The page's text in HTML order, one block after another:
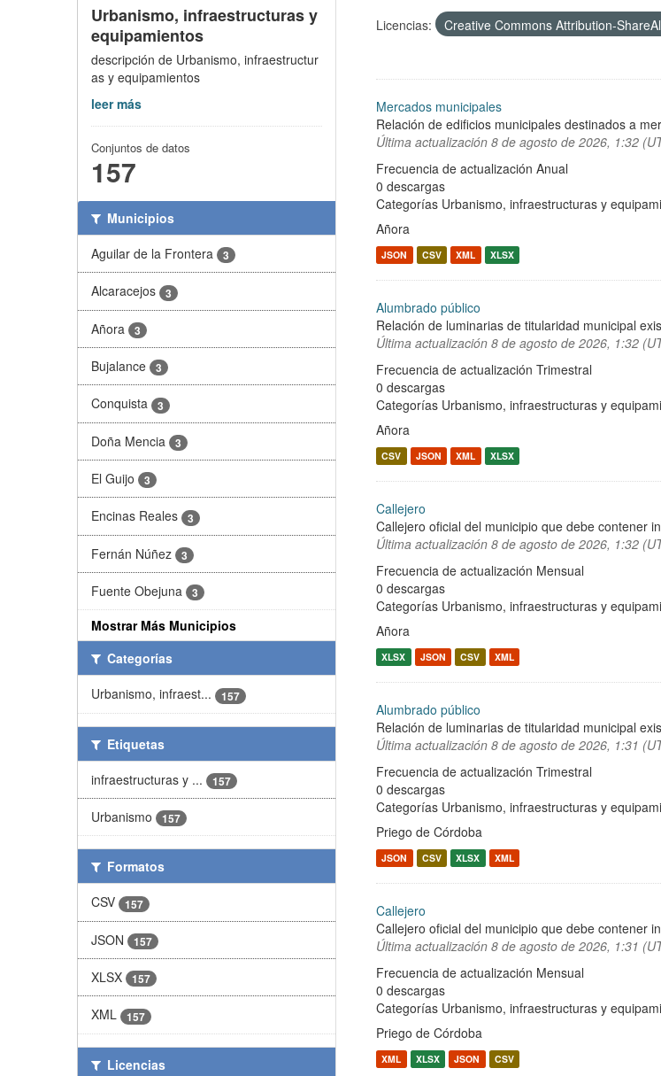
Urbanismo, infraestructuras y
equipamientos
descripción de Urbanismo, infraestructur
as y equipamientos
leer más
Conjuntos de datos
157
Municipios
Aguilar de la Frontera
3
Alcaracejos 3
Añora 3
Bujalance 3
Conquista 3
Doña Mencia 3
El Guijo 3
Encinas Reales 3
Fernán Núñez 3
Fuente Obejuna 3
Mostrar Más Municipios
Categorías
Urbanismo, infraest...
157
Etiquetas
infraestructuras y ...
157
Urbanismo 157
Formatos
CSV
157
JSON 157
XLSX 157
XML 157
Licencias
Licencias: Creative Commons Attribution-
Mercados municipales
Relación de edificios municipales destinados a
Última actualización 8 de agosto de 2026, 1:32
Frecuencia de actualización Anual
0 descargas
Categorías Urbanismo, infraestructuras y
Añora
JSON CSV XML XLSX
Alumbrado público
Relación de luminarias de titularidad municipal
Última actualización 8 de agosto de 2026, 1:32
Frecuencia de actualización Trimestral
0 descargas
Categorías Urbanismo, infraestructuras y
Añora
CSV JSON XML XLSX
Callejero
Callejero oficial del municipio que debe contener
Última actualización 8 de agosto de 2026, 1:32
Frecuencia de actualización Mensual
0 descargas
Categorías Urbanismo, infraestructuras y
Añora
XLSX JSON CSV XML
Alumbrado público
Relación de luminarias de titularidad municipal
Última actualización 8 de agosto de 2026, 1:31
Frecuencia de actualización Trimestral
0 descargas
Categorías Urbanismo, infraestructuras y
Priego de Córdoba
JSON CSV XLSX XML
Callejero
Callejero oficial del municipio que debe contener
Última actualización 8 de agosto de 2026, 1:31
Frecuencia de actualización Mensual
0 descargas
Categorías Urbanismo, infraestructuras y
Priego de Córdoba
XML XLSX JSON CSV